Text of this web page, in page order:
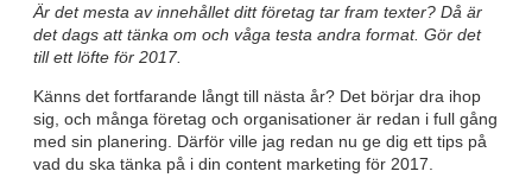
Är det mesta av innehållet ditt företag tar fram texter? Då är
det dags att tänka om och våga testa andra format. Gör det
till ett löfte för 2017.
Känns det fortfarande långt till nästa år? Det börjar dra ihop
sig, och många företag och organisationer är redan i full gång
med sin planering. Därför ville jag redan nu ge dig ett tips på
vad du ska tänka på i din content marketing för 2017.